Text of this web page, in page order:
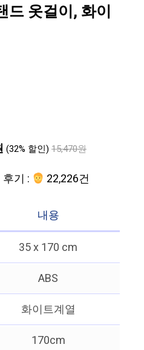
드 옷걸이, 화이
(32% 할인) 15,470원
기 : 22,226건
내용
35 x 170 cm
ABS
화이트계열
170cm